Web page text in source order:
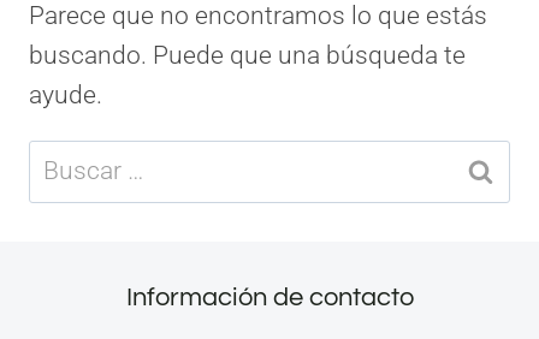
Parece que no encontramos lo que estás
buscando. Puede que una búsqueda te
ayude.
Buscar:
Información de contacto